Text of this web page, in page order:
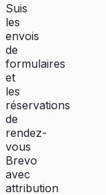
Suis
les
envois
de
formulaires
et
les
réservations
de
rendez-
vous
Brevo
avec
attribution